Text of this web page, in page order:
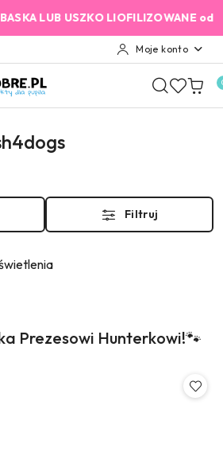
LUB USZKO LIOFILIZOWANE od
Moje konto
Filtruj
Prezesowi Hunterkowi!🐾